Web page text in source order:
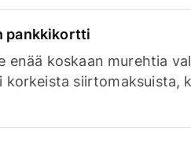
pankkikortti
enää koskaan murehtia
korkeista siirtomaksuista,